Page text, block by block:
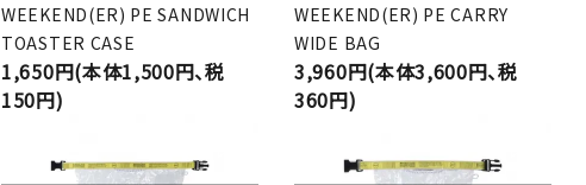
WEEKEND(ER) PE SANDWICH
TOASTER CASE
1,650円(本体1,500円、税
150円)
WEEKEND(ER) PE CARRY
WIDE BAG
3,960円(本体3,600円、税
360円)